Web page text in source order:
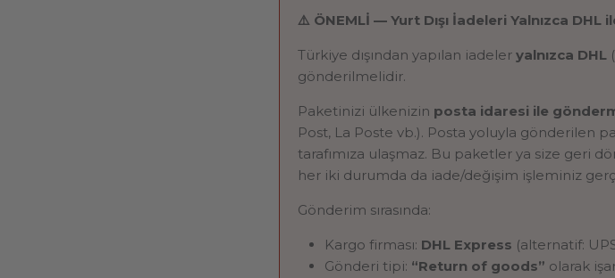
⚠️ ÖNEMLİ — Yurt Dışı İadeleri Yalnızca DHL
Türkiye dışından yapılan iadeler yalnızca DHL
gönderilmelidir.
Paketinizi ülkenizin posta idaresi ile
Post, La Poste vb.). Posta yoluyla gönderilen
tarafımıza ulaşmaz. Bu paketler ya size geri
her iki durumda da iade/değişim işleminiz
Gönderim sırasında:
Kargo firması: DHL Express (alternatif:
Gönderi tipi: “Return of goods” olarak